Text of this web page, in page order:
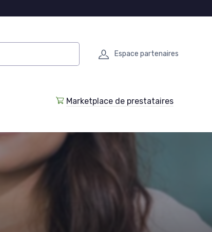
Espace partenaires
Marketplace de prestataires